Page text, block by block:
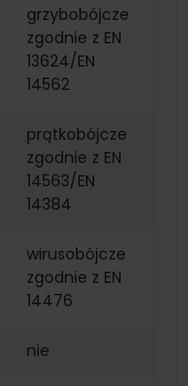
grzybobójcze
zgodnie z EN
13624/EN
14562
prątkobójcze
zgodnie z EN
14563/EN
14384
wirusobójcze
zgodnie z EN
14476
nie